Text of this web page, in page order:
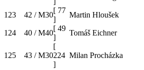
123
42 / M30
[ 77
]
Martin Hloušek
124 40 / M40
[ 49
]
Tomáš Eichner
125 43 / M30
[
224
]
Milan Procházka